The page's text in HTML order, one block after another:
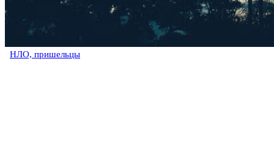
НЛО, пришельцы